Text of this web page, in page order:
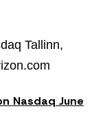
Tallinn,
Nasdaq June